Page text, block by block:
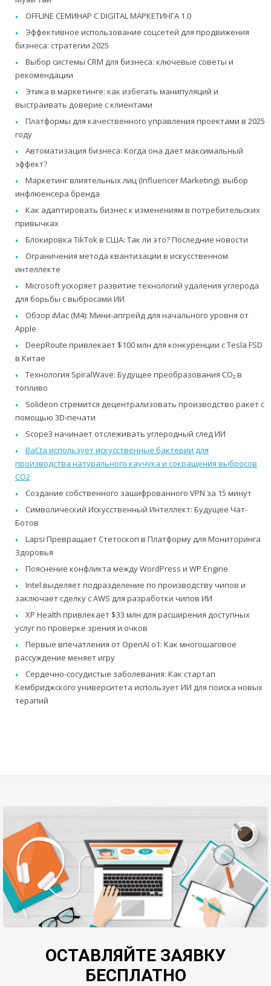
OFFLINE СЕМИНАР С DIGITAL МАРКЕТИНГА 1.0
Эффективное использование соцсетей для продвижения
бизнеса: стратегии 2025
Выбор системы CRM для бизнеса: ключевые советы и
рекомендации
Этика в маркетинге: как избегать манипуляций и
выстраивать доверие с клиентами
Платформы для качественного управления проектами в 2025
году
Автоматизация бизнеса: Когда она дает максимальный
эффект?
Маркетинг влиятельных лиц (Influencer Marketing): выбор
инфлюенсера бренда
Как адаптировать бизнес к изменениям в потребительских
привычках
Блокировка TikTok в США: Так ли это? Последние новости
Ограничения метода квантизации в искусственном
интеллекте
Microsoft ускоряет развитие технологий удаления углерода
для борьбы с выбросами ИИ
Обзор iMac (M4): Мини-апгрейд для начального уровня от
Apple
DeepRoute привлекает $100 млн для конкуренции с Tesla FSD
в Китае
Технология SpiralWave: Будущее преобразования CO₂ в
топливо
Solideon стремится децентрализовать производство ракет с
помощью 3D-печати
Scope3 начинает отслеживать углеродный след ИИ
BaCta использует искусственные бактерии для
производства натурального каучука и сокращения выбросов
CO2
Создание собственного зашифрованного VPN за 15 минут
Символический Искусственный Интеллект: Будущее Чат-
Ботов
Lapsi Превращает Стетоскоп в Платформу для Мониторинга
Здоровья
Пояснение конфликта между WordPress и WP Engine
Intel выделяет подразделение по производству чипов и
заключает сделку с AWS для разработки чипов ИИ
XP Health привлекает $33 млн для расширения доступных
услуг по проверке зрения и очков
Первые впечатления от OpenAI o1: Как многошаговое
рассуждение меняет игру
Сердечно-сосудистые заболевания: Как стартап
Кембриджского университета использует ИИ для поиска новых
терапий
ОСТАВЛЯЙТЕ ЗАЯВКУ
БЕСПЛАТНО